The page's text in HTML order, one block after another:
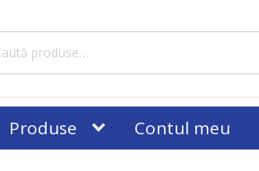
Produse Contul meu